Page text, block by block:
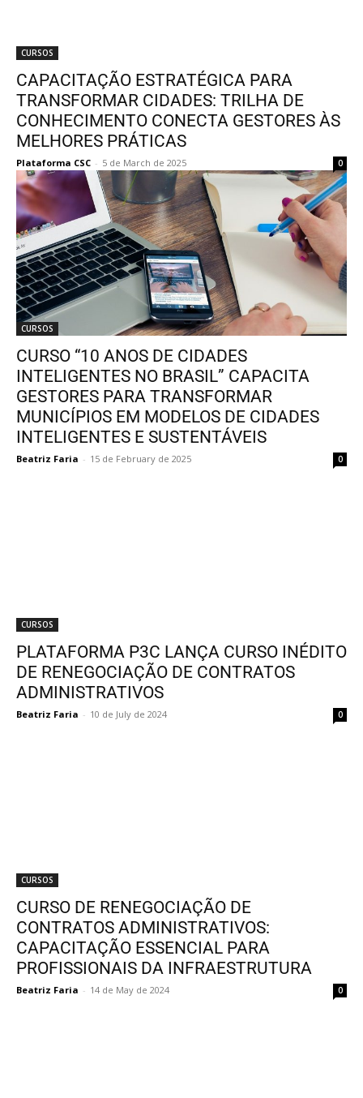
CURSOS
CAPACITAÇÃO ESTRATÉGICA PARA
TRANSFORMAR CIDADES: TRILHA DE
CONHECIMENTO CONECTA GESTORES ÀS
MELHORES PRÁTICAS
Plataforma CSC - 5 de March de 2025 0
CURSOS
CURSO “10 ANOS DE CIDADES
INTELIGENTES NO BRASIL” CAPACITA
GESTORES PARA TRANSFORMAR
MUNICÍPIOS EM MODELOS DE CIDADES
INTELIGENTES E SUSTENTÁVEIS
Beatriz Faria - 15 de February de 2025 0
CURSOS
PLATAFORMA P3C LANÇA CURSO INÉDITO
DE RENEGOCIAÇÃO DE CONTRATOS
ADMINISTRATIVOS
Beatriz Faria - 10 de July de 2024 0
CURSOS
CURSO DE RENEGOCIAÇÃO DE
CONTRATOS ADMINISTRATIVOS:
CAPACITAÇÃO ESSENCIAL PARA
PROFISSIONAIS DA INFRAESTRUTURA
Beatriz Faria - 14 de May de 2024 0